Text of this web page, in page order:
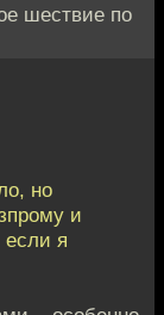
шествие по
но
и
если я